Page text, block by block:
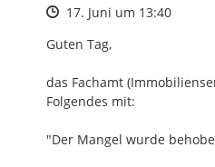
Zeitpunkt des Erstellens
17. Juni um 13:40
Guten Tag,
das Fachamt
Folgendes mit:
"Der Mangel wurde